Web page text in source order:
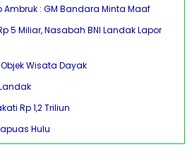
: GM Bandara Minta Maaf
5 Miliar, Nasabah BNI Landak Lapor
Wisata Dayak
Rp 1,2 Triliun
Hulu